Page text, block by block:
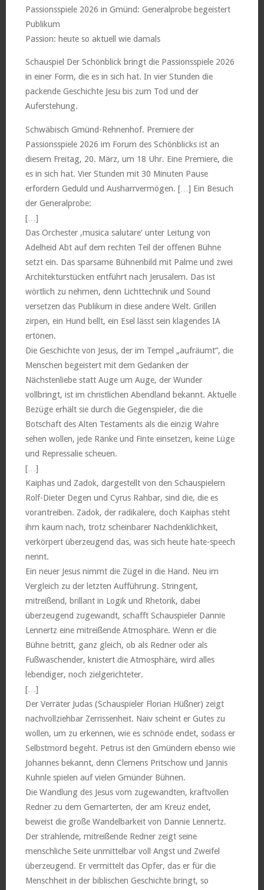
Passionsspiele 2026 in Gmünd: Generalprobe begeistert
Publikum
Passion: heute so aktuell wie damals
Schauspiel Der Schönblick bringt die Passionsspiele 2026
in einer Form, die es in sich hat. In vier Stunden die
packende Geschichte Jesu bis zum Tod und der
Auferstehung.
Schwäbisch Gmünd-Rehnenhof. Premiere der
Passionsspiele 2026 im Forum des Schönblicks ist an
diesem Freitag, 20. März, um 18 Uhr. Eine Premiere, die
es in sich hat. Vier Stunden mit 30 Minuten Pause
erfordern Geduld und Ausharrvermögen. […] Ein Besuch
der Generalprobe:
[…]
Das Orchester ‚musica salutare‘ unter Leitung von
Adelheid Abt auf dem rechten Teil der offenen Bühne
setzt ein. Das sparsame Bühnenbild mit Palme und zwei
Architekturstücken entführt nach Jerusalem. Das ist
wörtlich zu nehmen, denn Lichttechnik und Sound
versetzen das Publikum in diese andere Welt. Grillen
zirpen, ein Hund bellt, ein Esel lässt sein klagendes IA
ertönen.
Die Geschichte von Jesus, der im Tempel „aufräumt“, die
Menschen begeistert mit dem Gedanken der
Nächstenliebe statt Auge um Auge, der Wunder
vollbringt, ist im christlichen Abendland bekannt. Aktuelle
Bezüge erhält sie durch die Gegenspieler, die die
Botschaft des Alten Testaments als die einzig Wahre
sehen wollen, jede Ränke und Finte einsetzen, keine Lüge
und Repressalie scheuen.
[…]
Kaiphas und Zadok, dargestellt von den Schauspielern
Rolf-Dieter Degen und Cyrus Rahbar, sind die, die es
vorantreiben. Zadok, der radikalere, doch Kaiphas steht
ihm kaum nach, trotz scheinbarer Nachdenklichkeit,
verkörpert überzeugend das, was sich heute hate-speech
nennt.
Ein neuer Jesus nimmt die Zügel in die Hand. Neu im
Vergleich zu der letzten Aufführung. Stringent,
mitreißend, brillant in Logik und Rhetorik, dabei
überzeugend zugewandt, schafft Schauspieler Dannie
Lennertz eine mitreißende Atmosphäre. Wenn er die
Bühne betritt, ganz gleich, ob als Redner oder als
Fußwaschender, knistert die Atmosphäre, wird alles
lebendiger, noch zielgerichteter.
[…]
Der Verräter Judas (Schauspieler Florian Hüßner) zeigt
nachvollziehbar Zerrissenheit. Naiv scheint er Gutes zu
wollen, um zu erkennen, wie es schnöde endet, sodass er
Selbstmord begeht. Petrus ist den Gmündern ebenso wie
Johannes bekannt, denn Clemens Pritschow und Jannis
Kuhnle spielen auf vielen Gmünder Bühnen.
Die Wandlung des Jesus vom zugewandten, kraftvollen
Redner zu dem Gemarterten, der am Kreuz endet,
beweist die große Wandelbarkeit von Dannie Lennertz.
Der strahlende, mitreißende Redner zeigt seine
menschliche Seite unmittelbar voll Angst und Zweifel
überzeugend. Er vermittelt das Opfer, das er für die
Menschheit in der biblischen Geschichte bringt, so